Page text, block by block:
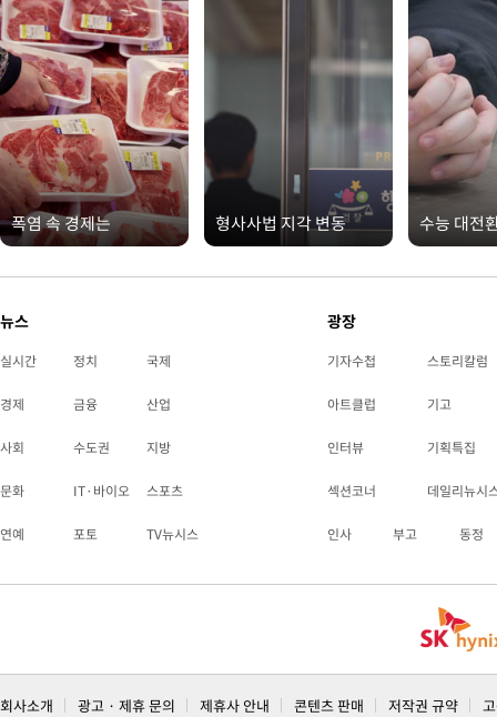
폭염 속 경제는 형사사법 지각 변동 수능 대전
뉴스
실시간 정치 국제
경제 금융 산업
사회 수도권 지방
문화 IT·바이오 스포츠
연예 포토 TV뉴시스
광장
기자수첩 스토리칼럼
아트클럽 기고
인터뷰 기획특집
섹션코너 데일리뉴시
인사 부고 동정
회사소개 광고 · 제휴 문의 제휴사 안내 콘텐츠 판매 저작권 규약